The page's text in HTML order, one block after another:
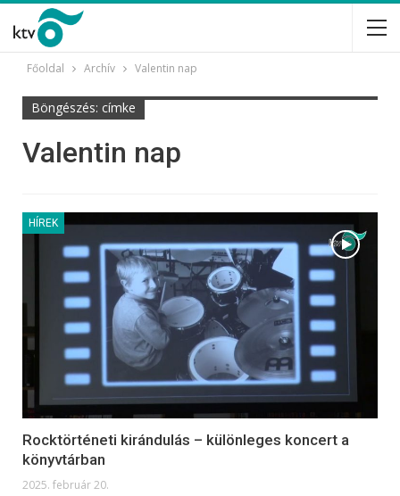
Főoldal Archív Valentin nap
Böngészés: címke
Valentin nap
HÍREK
Rocktörténeti kirándulás – különleges koncert a
könyvtárban
2025. február 20.